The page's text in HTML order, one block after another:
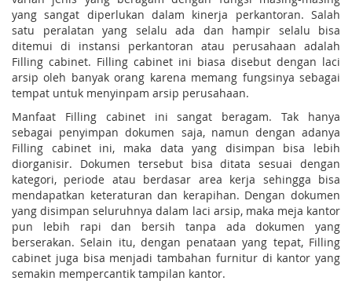
yang sangat diperlukan dalam kinerja perkantoran. Salah
satu peralatan yang selalu ada dan hampir selalu bisa
ditemui di instansi perkantoran atau perusahaan adalah
Filling cabinet. Filling cabinet ini biasa disebut dengan laci
arsip oleh banyak orang karena memang fungsinya sebagai
tempat untuk menyinpam arsip perusahaan.
Manfaat Filling cabinet ini sangat beragam. Tak hanya
sebagai penyimpan dokumen saja, namun dengan adanya
Filling cabinet ini, maka data yang disimpan bisa lebih
diorganisir. Dokumen tersebut bisa ditata sesuai dengan
kategori, periode atau berdasar area kerja sehingga bisa
mendapatkan keteraturan dan kerapihan. Dengan dokumen
yang disimpan seluruhnya dalam laci arsip, maka meja kantor
pun lebih rapi dan bersih tanpa ada dokumen yang
berserakan. Selain itu, dengan penataan yang tepat, Filling
cabinet juga bisa menjadi tambahan furnitur di kantor yang
semakin mempercantik tampilan kantor.